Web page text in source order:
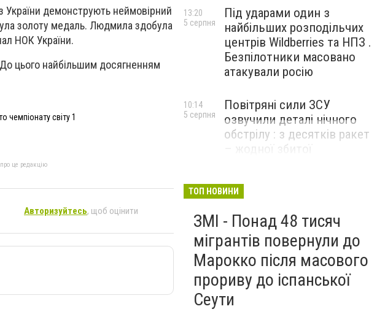
демонструють неймовірний
золоту медаль. Людмила здобула
НОК України.
цього найбільшим досягненням
чемпіонату світу 1
це редакцію
Авторизуйтесь, щоб оцінити
Під ударами один з
найбільших розподільчих
центрів Wildberries та НПЗ .
Безпілотники масовано
атакували росію
13:20
5 серпня
Повітряні сили ЗСУ
озвучили деталі нічного
обстрілу : з десятків ракет
– жодної збитої
10:14
5 серпня
ТОП НОВИНИ
ЗМІ - Понад 48 тисяч
мігрантів повернули до
Марокко після масового
прориву до іспанської
Сеути